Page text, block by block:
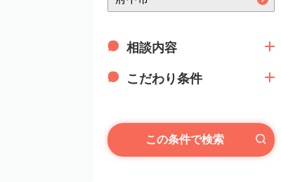
相談内容
こだわり条件
この条件で検索